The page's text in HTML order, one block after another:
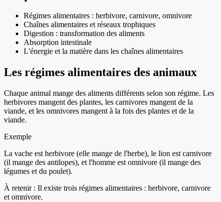
Régimes alimentaires : herbivore, carnivore, omnivore
Chaînes alimentaires et réseaux trophiques
Digestion : transformation des aliments
Absorption intestinale
L'énergie et la matière dans les chaînes alimentaires
Les régimes alimentaires des animaux
Chaque animal mange des aliments différents selon son régime. Les
herbivores mangent des plantes, les carnivores mangent de la
viande, et les omnivores mangent à la fois des plantes et de la
viande.
Exemple
La vache est herbivore (elle mange de l'herbe), le lion est carnivore
(il mange des antilopes), et l'homme est omnivore (il mange des
légumes et du poulet).
À retenir : Il existe trois régimes alimentaires : herbivore, carnivore
et omnivore.